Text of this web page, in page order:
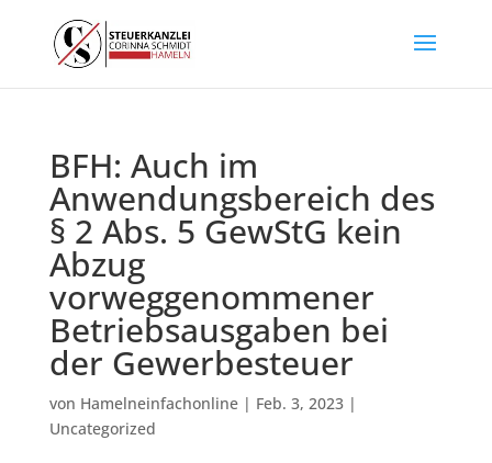
BFH: Auch im
Anwendungsbereich des
§ 2 Abs. 5 GewStG kein
Abzug
vorweggenommener
Betriebsausgaben bei
der Gewerbesteuer
von Hamelneinfachonline| Feb. 3, 2023|
Uncategorized